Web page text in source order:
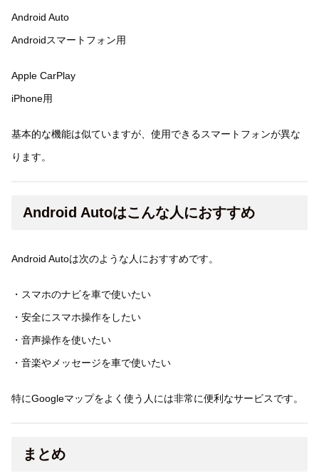
Android Auto
Androidスマートフォン用
Apple CarPlay
iPhone用
基本的な機能は似ていますが、使用できるスマートフォンが異な
ります。
Android Autoはこんな人におすすめ
Android Autoは次のような人におすすめです。
・スマホのナビを車で使いたい
・安全にスマホ操作をしたい
・音声操作を使いたい
・音楽やメッセージを車で使いたい
特にGoogleマップをよく使う人には非常に便利なサービスです。
まとめ